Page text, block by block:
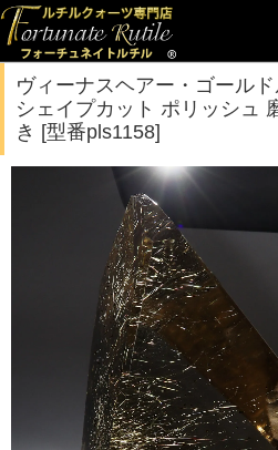
ヴィーナスヘアー・ゴール
シェイプカット ポリッシュ
き [型番pls1158]